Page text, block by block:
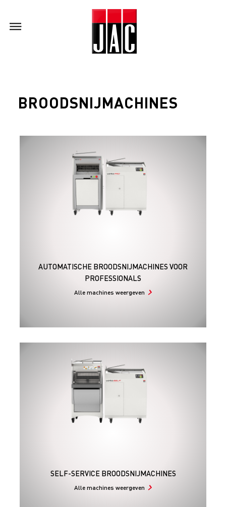
BROODSNIJMACHINES
AUTOMATISCHE BROODSNIJMACHINES VOOR
PROFESSIONALS
Alle machines weergeven
SELF-SERVICE BROODSNIJMACHINES
Alle machines weergeven